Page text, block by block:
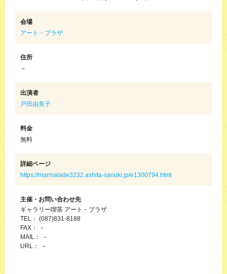
会場
アート・プラザ
住所
－
出演者
戸田由美子
料金
無料
詳細ページ
https://marmalade3232.ashita-sanuki.jp/e1300794.html
主催・お問い合わせ先
ギャラリー喫茶 アート・プラザ
TEL： (087)831-8188
FAX： －
MAIL： －
URL： －